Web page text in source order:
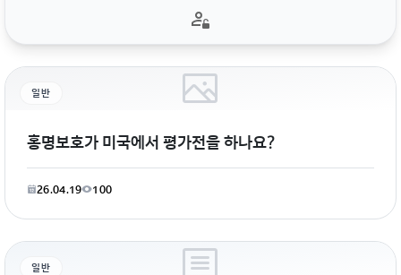
일반
홍명보호가 미국에서 평가전을 하나요?
26.04.19 100
일반